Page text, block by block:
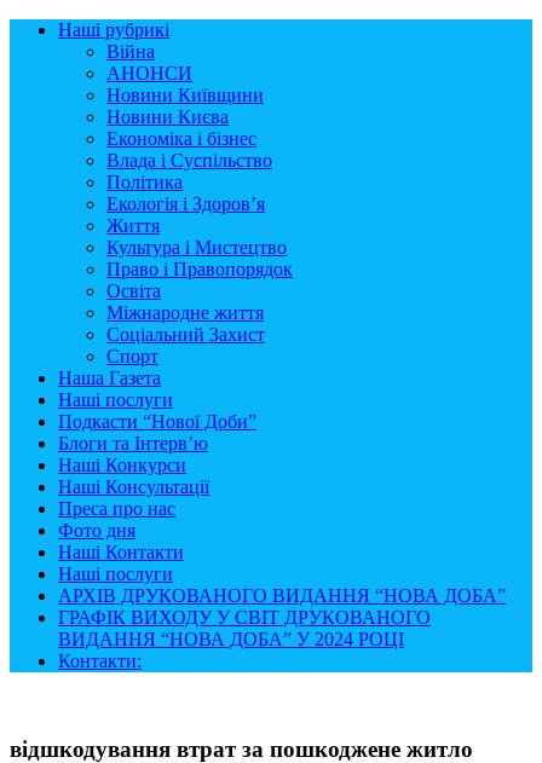
Наші рубрикі
Війна
АНОНСИ
Новини Київщини
Новини Києва
Економіка і бізнес
Влада і Суспільство
Політика
Екологія і Здоров’я
Життя
Культура і Мистецтво
Право і Правопорядок
Освіта
Міжнародне життя
Соціальний Захист
Спорт
Наша Газета
Наші послуги
Подкасти “Нової Доби”
Блоги та Інтерв’ю
Наші Конкурси
Наші Консультації
Преса про нас
Фото дня
Наші Контакти
Наші послуги
АРХІВ ДРУКОВАНОГО ВИДАННЯ “НОВА ДОБА”
ГРАФІК ВИХОДУ У СВІТ ДРУКОВАНОГО
ВИДАННЯ “НОВА ДОБА” У 2024 РОЦІ
Контакти:
відшкодування втрат за пошкоджене житло